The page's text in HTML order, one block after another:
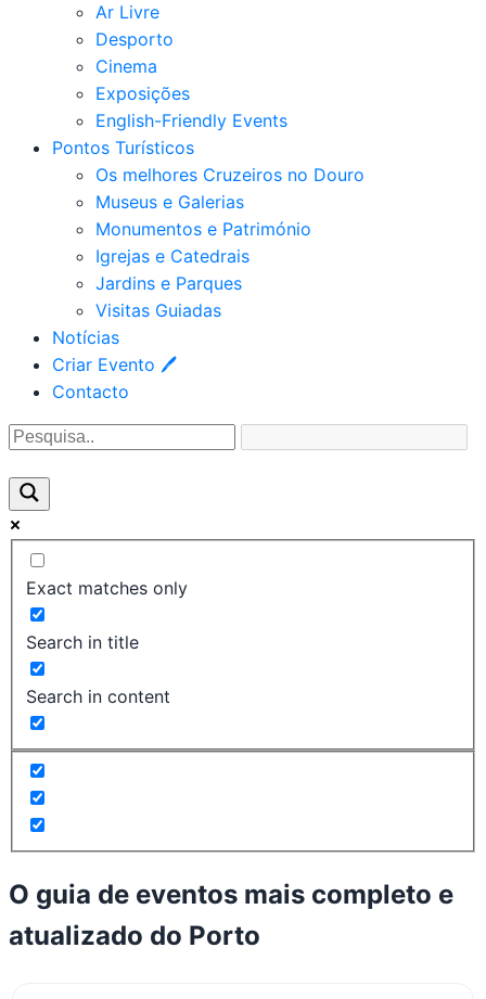
Ar Livre
Desporto
Cinema
Exposições
English-Friendly Events
Pontos Turísticos
Os melhores Cruzeiros no Douro​
Museus e Galerias
Monumentos e Património
Igrejas e Catedrais
Jardins e Parques
Visitas Guiadas
Notícias
Criar Evento 🖊
Contacto
Exact matches only
Search in title
Search in content
O guia de eventos mais completo e
atualizado do Porto